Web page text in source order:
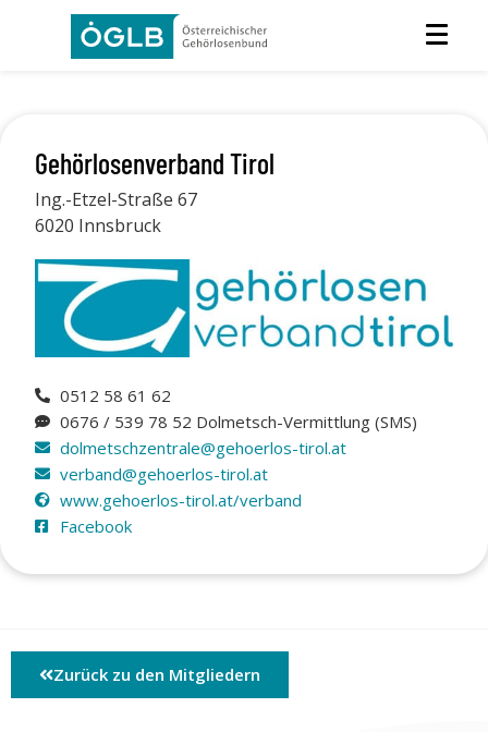
Gehörlosenverband Tirol
Ing.-Etzel-Straße 67
6020 Innsbruck
0512 58 61 62
0676 / 539 78 52 Dolmetsch-Vermittlung (SMS)
dolmetschzentrale@gehoerlos-tirol.at
verband@gehoerlos-tirol.at
www.gehoerlos-tirol.at/verband
Facebook
Zurück zu den Mitgliedern